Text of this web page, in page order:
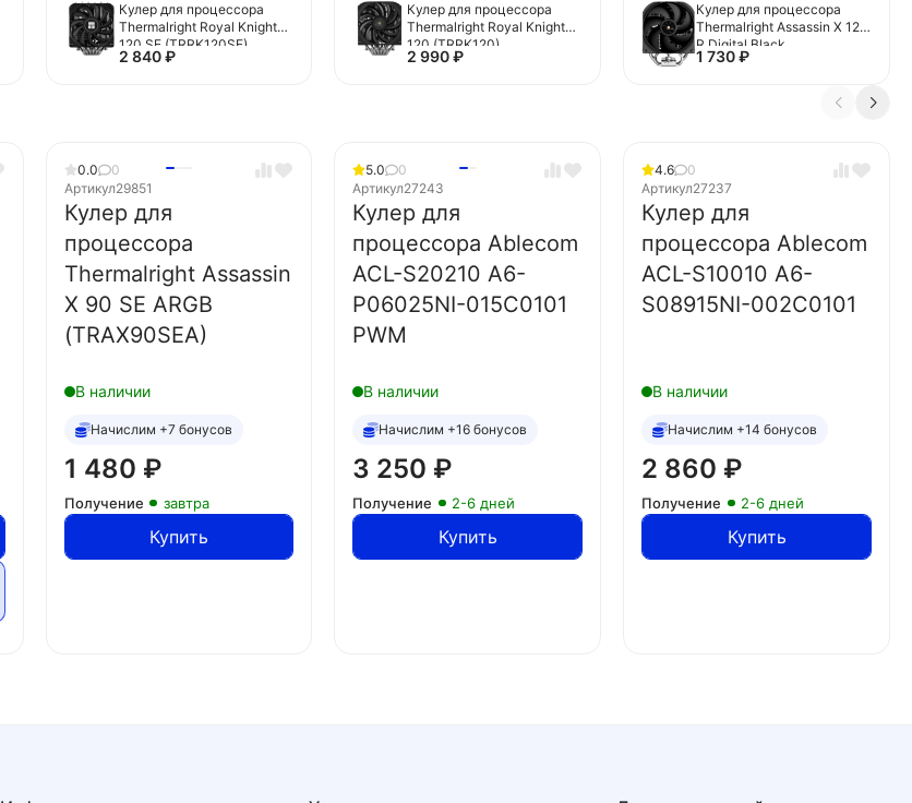
Кулер для процессора
Thermalright Royal Knight
120 SE (TRRK120SE)
2 840₽
Кулер для процессора
Thermalright Royal Knight
120 (TRRK120)
2 990₽
Кулер для процессора
Thermalright Assassin X 120
R Digital Black
(TRAX120RDB)
1 730₽
0.0
0
Артикул29851
Кулер для
процессора
Thermalright Assassin
X 90 SE ARGB
(TRAX90SEA)
В наличии
Начислим +7 бонусов
1 480 ₽
Получение завтра
Купить
5.0
0
Артикул27243
Кулер для
процессора Ablecom
ACL-S20210 A6-
P06025NI-015C0101
PWM
В наличии
Начислим +16 бонусов
3 250 ₽
Получение 2-6 дней
Купить
4.6
0
Артикул27237
Кулер для
процессора Ablecom
ACL-S10010 A6-
S08915NI-002C0101
В наличии
Начислим +14 бонусов
2 860 ₽
Получение 2-6 дней
Купить